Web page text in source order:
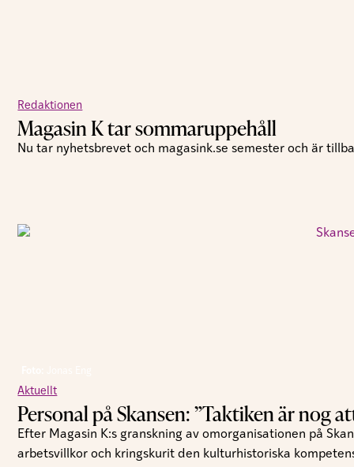
Redaktionen
Magasin K tar sommaruppehåll
Nu tar nyhetsbrevet och magasink.se semester och är
Aktuellt
Personal på Skansen: ”Taktiken är nog
Efter Magasin K:s granskning av omorganisationen på
arbetsvillkor och kringskurit den kulturhistoriska